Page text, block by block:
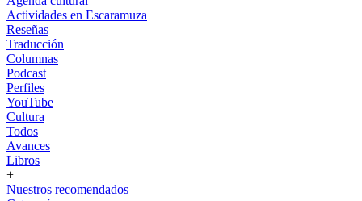
Actividades en Escaramuza
Reseñas
Traducción
Columnas
Podcast
Perfiles
YouTube
Cultura
Todos
Avances
Libros
+
Nuestros recomendados